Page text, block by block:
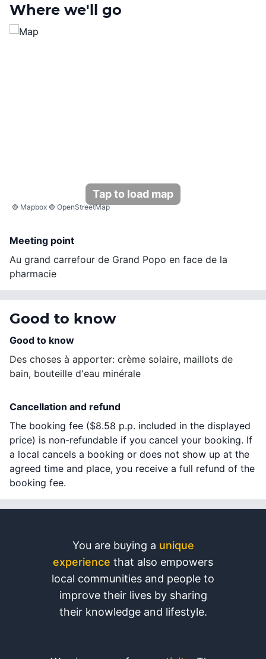
Where we'll go
Tap to load map
© Mapbox © OpenStreetMap
Meeting point
Au grand carrefour de Grand Popo en face de la
pharmacie
Good to know
Good to know
Des choses à apporter: crème solaire, maillots de
bain, bouteille d'eau minérale
Cancellation and refund
The booking fee ($8.58 p.p. included in the displayed
price) is non-refundable if you cancel your booking. If
a local cancels a booking or does not show up at the
agreed time and place, you receive a full refund of the
booking fee.
You are buying a unique
experience that also empowers
local communities and people to
improve their lives by sharing
their knowledge and lifestyle.